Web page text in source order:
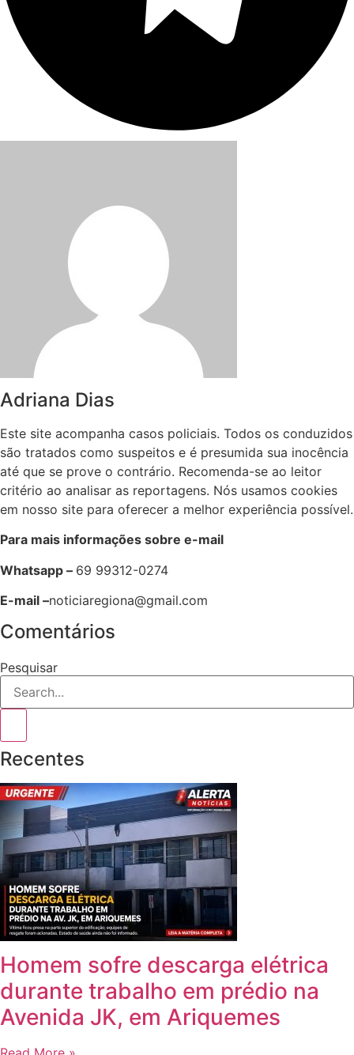
Adriana Dias
Este site acompanha casos policiais. Todos os conduzidos
são tratados como suspeitos e é presumida sua inocência
até que se prove o contrário. Recomenda-se ao leitor
critério ao analisar as reportagens. Nós usamos cookies
em nosso site para oferecer a melhor experiência possível.
Para mais informações sobre e-mail
Whatsapp – 69 99312-0274
E-mail –noticiaregiona@gmail.com
Comentários
Pesquisar
Recentes
Homem sofre descarga elétrica
durante trabalho em prédio na
Avenida JK, em Ariquemes